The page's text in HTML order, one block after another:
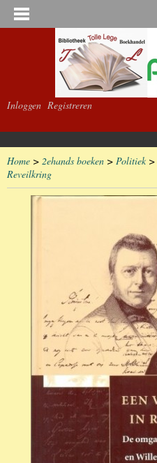
Inloggen Registreren
Home > 2ehands boeken > Politiek>
Reveilkring